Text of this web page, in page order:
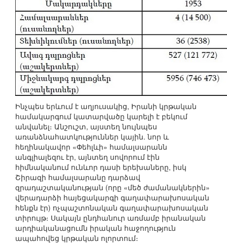
Ինչպես երևում է աղյուսակից, Իրանի կրթական
համակարգում կատարվածը կարելի է բեկում
անվանել։ Անշուշտ, այստեղ նույնպես
առանձնահատկություններ կային. նոր և
հեղինակավոր «Փեհլևի» համալսարանն
անգլիալեզու էր, այնտեղ սովորում էին
հիմնականում ունևոր դասի երեխաները, իսկ
Շիրազի համալսարանը դարձավ
զրադաշտականության (որը «մեծ ժամանակներին»
վերադարձի հայեցակարգի գաղափարախոսական
հենքն էր) ոչպաշտոնական գաղափարախոսական
տիրույթ։ Սակայն ընդհանուր առմամբ իրանական
արդիականացումն իրական հաջողություն
ապահովեց կրթական ոլորտում։